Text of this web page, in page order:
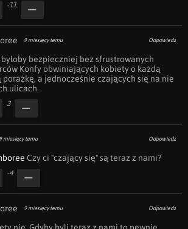
-11
9 miesięcy temu Odpowiedz
byłoby bezpieczniej bez sfrustrowanych
Konfy obwiniających kobiety o każdą
porażkę, a jednocześnie czających się na nie
ulicach.
3
9 miesięcy temu Odpowiedz
Czy ci "czający się" są teraz z nami?
-4
9 miesięcy temu Odpowiedz